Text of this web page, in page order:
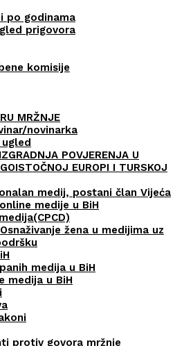
po godinama
prigovora
komisije
MRŽNJE
novinarka
POVJERENJA U
EUROPI I TURSKOJ
medij, postani član Vijeća
medije u BiH
žena u medijima uz
medija u BiH
medija u BiH
protiv govora mržnje